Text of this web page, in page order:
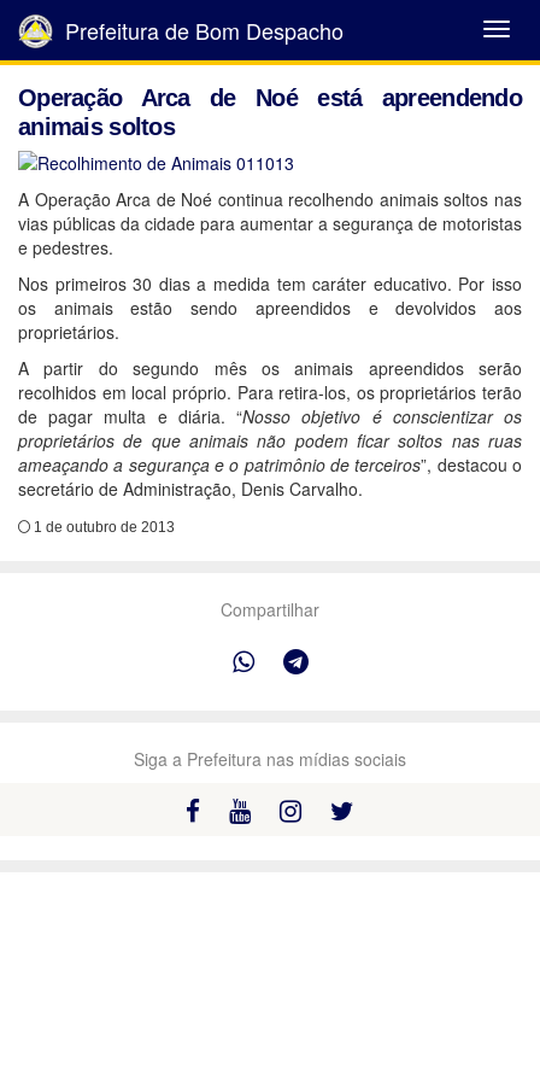
Abrir
Menu
Prefeitura de Bom Despacho
Operação Arca de Noé está apreendendo
animais soltos
A Operação Arca de Noé continua recolhendo animais soltos nas
vias públicas da cidade para aumentar a segurança de motoristas
e pedestres.
Nos primeiros 30 dias a medida tem caráter educativo. Por isso
os animais estão sendo apreendidos e devolvidos aos
proprietários.
A partir do segundo mês os animais apreendidos serão
recolhidos em local próprio. Para retira-los, os proprietários terão
de pagar multa e diária. “Nosso objetivo é conscientizar os
proprietários de que animais não podem ficar soltos nas ruas
ameaçando a segurança e o patrimônio de terceiros”, destacou o
secretário de Administração, Denis Carvalho.
1 de outubro de 2013
Compartilhar
Siga a Prefeitura nas mídias sociais